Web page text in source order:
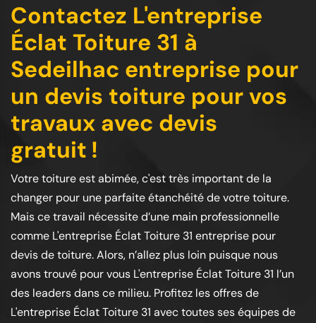
Contactez L'entreprise
Éclat Toiture 31 à
Sedeilhac entreprise pour
un devis toiture pour vos
travaux avec devis
gratuit !
Votre toiture est abimée, c'est très important de la
changer pour une parfaite étanchéité de votre toiture.
Mais ce travail nécessite d’une main professionnelle
comme L'entreprise Éclat Toiture 31 entreprise pour
devis de toiture. Alors, n’allez plus loin puisque nous
avons trouvé pour vous L'entreprise Éclat Toiture 31 l’un
des leaders dans ce milieu. Profitez les offres de
L'entreprise Éclat Toiture 31 avec toutes ses équipes de